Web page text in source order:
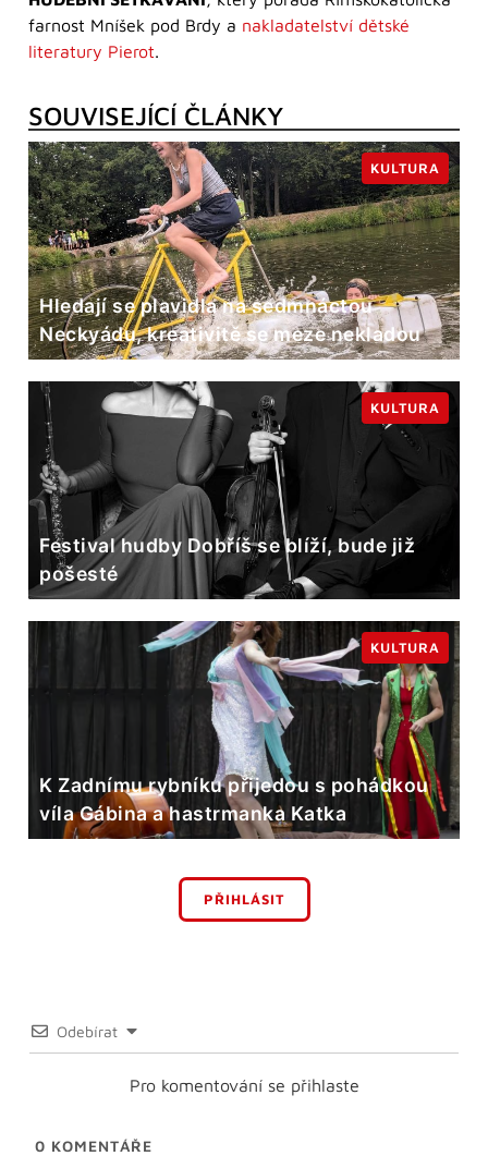
farnost Mníšek pod Brdy a nakladatelství dětské
literatury Pierot.
SOUVISEJÍCÍ ČLÁNKY
Hledají se plavidla na sedmnáctou
Neckyádu, kreativitě se meze nekladou
KULTURA
Festival hudby Dobříš se blíží, bude již
pošesté
KULTURA
K Zadnímu rybníku přijedou s pohádkou
víla Gábina a hastrmanka Katka
KULTURA
PŘIHLÁSIT
Odebírat
Pro komentování se přihlaste
0 KOMENTÁŘE